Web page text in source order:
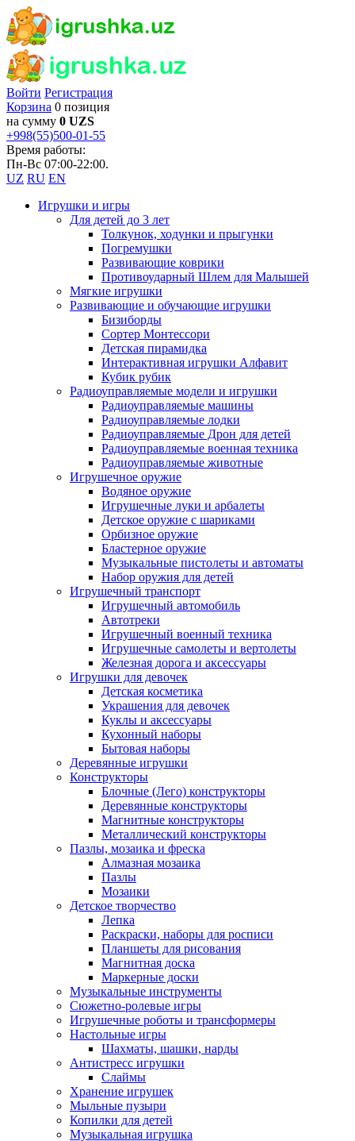
Войти Регистрация
Корзина 0 позиция
на сумму 0 UZS
+998(55)500-01-55
Время работы:
Пн-Вс 07:00-22:00.
UZ RU EN
Игрушки и игры
Для детей до 3 лет
Толкунок, ходунки и прыгунки
Погремушки
Развивающие коврики
Противоударный Шлем для Малышей
Мягкие игрушки
Развивающие и обучающие игрушки
Бизиборды
Сортер Монтессори
Детская пирамидка
Интерактивная игрушки Алфавит
Кубик рубик
Радиоуправляемые модели и игрушки
Радиоуправляемые машины
Радиоуправляемые лодки
Радиоуправляемые Дрон для детей
Радиоуправляемые военная техника
Радиоуправляемые животные
Игрушечное оружие
Водяное оружие
Игрушечные луки и арбалеты
Детское оружие с шариками
Орбизное оружие
Бластерное оружие
Музыкальные пистолеты и автоматы
Набор оружия для детей
Игрушечный транспорт
Игрушечный автомобиль
Aвтотреки
Игрушечный военный техника
Игрушечные самолеты и вертолеты
Железная дорога и аксессуары
Игрушки для девочек
Детская косметика
Украшения для девочек
Куклы и аксессуары
Кухонный наборы
Бытовая наборы
Деревянные игрушки
Конструкторы
Блочные (Лего) конструкторы
Деревянные конструкторы
Магнитные конструкторы
Металлический конструкторы
Пазлы, мозаика и фреска
Алмазная мозаика
Пазлы
Мозаики
Детское творчество
Лепка
Раскраски, наборы для росписи
Планшеты для рисования
Магнитная доска
Маркерные доски
Музыкальные инструменты
Сюжетно-ролевые игры
Игрушечные роботы и трансформеры
Настольные игры
Шахматы, шашки, нарды
Антистресс игрушки
Слаймы
Хранение игрушек
Мыльные пузыри
Копилки для детей
Музыкальная игрушка